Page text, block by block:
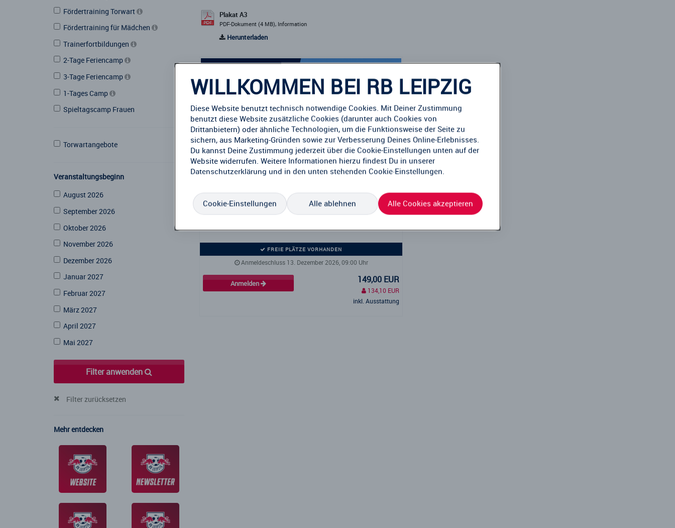
Fördertraining Torwart
Fördertraining für Mädchen
Trainerfortbildungen
2-Tage Feriencamp
3-Tage Feriencamp
1-Tages Camp
Spieltagscamp Frauen
Torwartangebote
Veranstaltungsbeginn
August 2026
September 2026
Oktober 2026
November 2026
Dezember 2026
Januar 2027
Februar 2027
März 2027
April 2027
Mai 2027
Filter anwenden
Filter zurücksetzen
Mehr entdecken
Plakat A3
PDF-Dokument (4 MB), Information
Herunterladen
Kick-It Soccerhalle - Weihnachtscamp
1-Tages Camp
23.12.2026 (etwa 6 Stunden)
FREIE PLÄTZE VORHANDEN
Anmeldeschluss 13. Dezember 2026, 09:00 Uhr
Anmelden 149,00 EUR
134,10 EUR
inkl. Ausstattung
WILLKOMMEN BEI RB LEIPZIG
Diese Website benutzt technisch notwendige Cookies. Mit Deiner Zustimmung
benutzt diese Website zusätzliche Cookies (darunter auch Cookies von
Drittanbietern) oder ähnliche Technologien, um die Funktionsweise der Seite zu
sichern, aus Marketing-Gründen sowie zur Verbesserung Deines Online-Erlebnisses.
Du kannst Deine Zustimmung jederzeit über die Cookie-Einstellungen unten auf der
Website widerrufen. Weitere Informationen hierzu findest Du in unserer
Datenschutzerklärung und in den unten stehenden Cookie-Einstellungen.
Cookie-Einstellungen Alle ablehnen Alle Cookies akzeptieren